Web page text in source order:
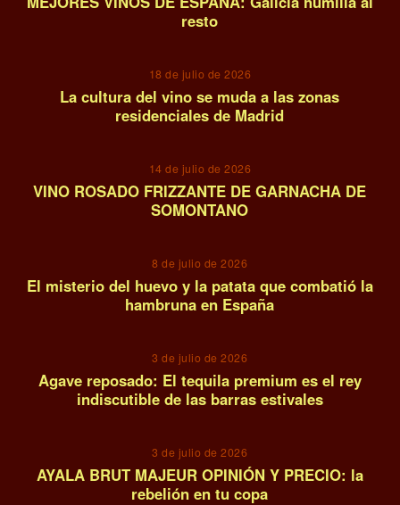
resto
18 de julio de 2026
La cultura del vino se muda a las zonas
residenciales de Madrid
14 de julio de 2026
VINO ROSADO FRIZZANTE DE GARNACHA DE
SOMONTANO
8 de julio de 2026
El misterio del huevo y la patata que combatió la
hambruna en España
3 de julio de 2026
Agave reposado: El tequila premium es el rey
indiscutible de las barras estivales
3 de julio de 2026
AYALA BRUT MAJEUR OPINIÓN Y PRECIO: la
rebelión en tu copa